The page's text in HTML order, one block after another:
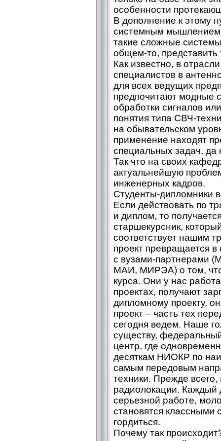
особенности
В дополнение к этому
системным мышлением,
такие сложные
общем-то, представить
Как известно, в
специалистов в
для всех ведущих
предпочитают модные
обработки сигналов
понятия типа СВЧ-
на обывательском
применение находят
специальных задач,
Так что на своих
актуальнейшую
инженерных кадров.
Студенты-дипломники
Если действовать по
и диплом, то
старшекурсник,
соответствует нашим
проект превращается
с вузами-партнерами
МАИ, МИРЭА) о том, что
курса. Они у нас
проектах, получают
дипломному проекту,
проект – часть тех
сегодня ведем. Наше
существу,
центр, где
десяткам НИОКР по
самым передовым
техники. Прежде всего,
радиолокации. Каждый
серьезной работе,
становятся классными
гордиться.
Почему так